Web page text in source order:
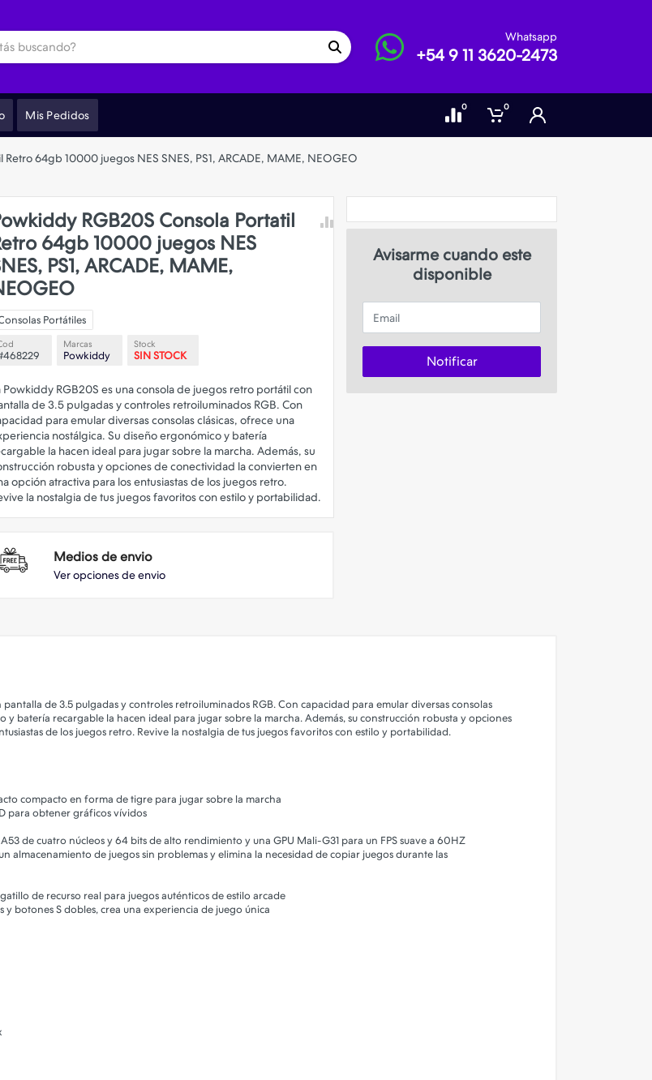
Whatsapp
+54 9 11 3620-2473
Mis Pedidos
0 0
64gb 10000 juegos NES SNES, PS1, ARCADE, MAME, NEOGEO
RGB20S Consola Portatil
64gb 10000 juegos NES
PS1, ARCADE, MAME,
Portátiles
Marcas
Powkiddy
Stock
SIN STOCK
Powkiddy RGB20S es una consola de juegos retro portátil con
de 3.5 pulgadas y controles retroiluminados RGB. Con
para emular diversas consolas clásicas, ofrece una
nostálgica. Su diseño ergonómico y batería
la hacen ideal para jugar sobre la marcha. Además, su
robusta y opciones de conectividad la convierten en
opción atractiva para los entusiastas de los juegos retro.
Medios de envio
Ver opciones de envio
Avisarme cuando este
disponible
Email
Notificar
de 3.5 pulgadas y controles retroiluminados RGB. Con capacidad para emular diversas consolas
y batería recargable la hacen ideal para jugar sobre la marcha. Además, su construcción robusta y opciones
de los juegos retro. Revive la nostalgia de tus juegos favoritos con estilo y portabilidad.
compacto en forma de tigre para jugar sobre la marcha
para obtener gráficos vívidos
de cuatro núcleos y 64 bits de alto rendimiento y una GPU Mali-G31 para un FPS suave a 60HZ
almacenamiento de juegos sin problemas y elimina la necesidad de copiar juegos durante las
de recurso real para juegos auténticos de estilo arcade
y botones S dobles, crea una experiencia de juego única